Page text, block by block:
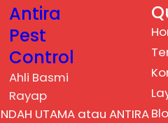
Antira
Pest
Control
Ahli Basmi
Rayap
UTAMA atau ANTIRA